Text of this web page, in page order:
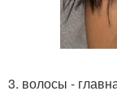
3. волосы -